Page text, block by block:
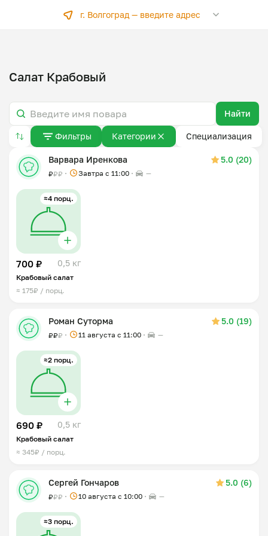
г. Волгоград —введите адрес
Салат Крабовый
Найти
Фильтры Категории Специализация
Варвара Иренкова 5.0 (20)
₽₽₽ Завтра c 11:00 —
≈4 порц.
700 ₽ 0,5 кг
Крабовый салат
≈ 175₽ / порц.
Роман Суторма 5.0 (19)
₽₽₽ 11 августа с 11:00 —
≈2 порц.
690 ₽ 0,5 кг
Крабовый салат
≈ 345₽ / порц.
Сергей Гончаров 5.0 (6)
₽₽₽ 10 августа с 10:00 —
≈3 порц.